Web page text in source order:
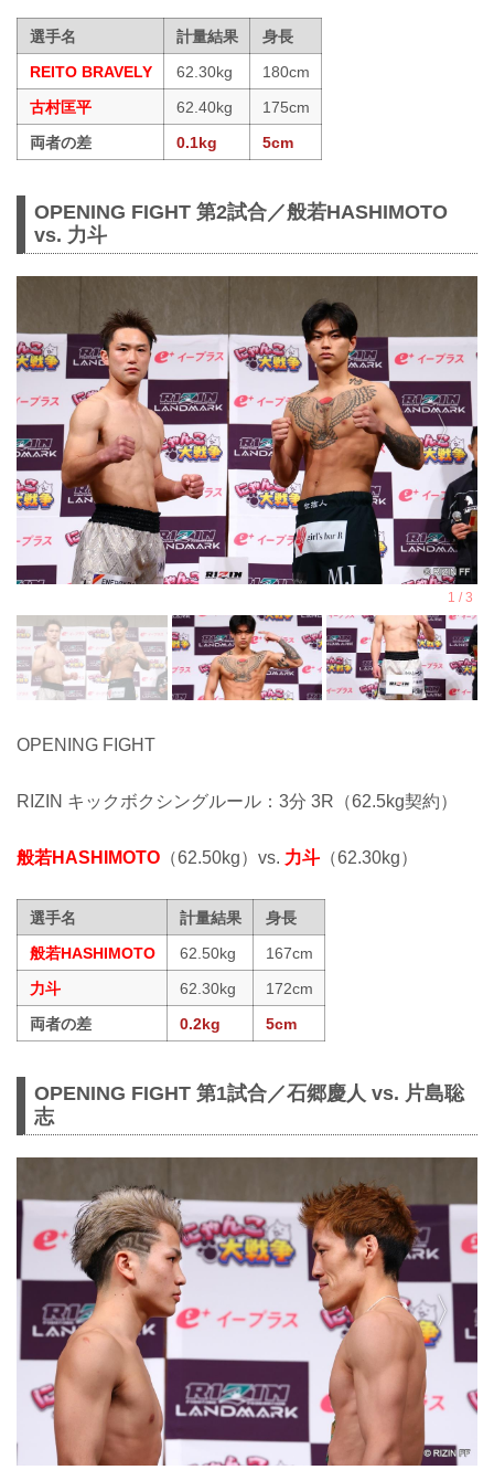
選手名 計量結果
身長
REITO BRAVELY
62.30kg
180cm
古村匡平
62.40kg
175cm
両者の差
0.1kg 5cm
OPENING FIGHT 第2試合／般若HASHIMOTO
vs. 力斗
OPENING FIGHT
RIZIN キックボクシングルール：3分 3R（62.5kg契約）
般若HASHIMOTO （62.50kg）vs. 力斗 （62.30kg）
選手名 計量結果
身長
般若HASHIMOTO
62.50kg
167cm
力斗
62.30kg
172cm
両者の差
0.2kg 5cm
OPENING FIGHT 第1試合／石郷慶人 vs. 片島聡
志